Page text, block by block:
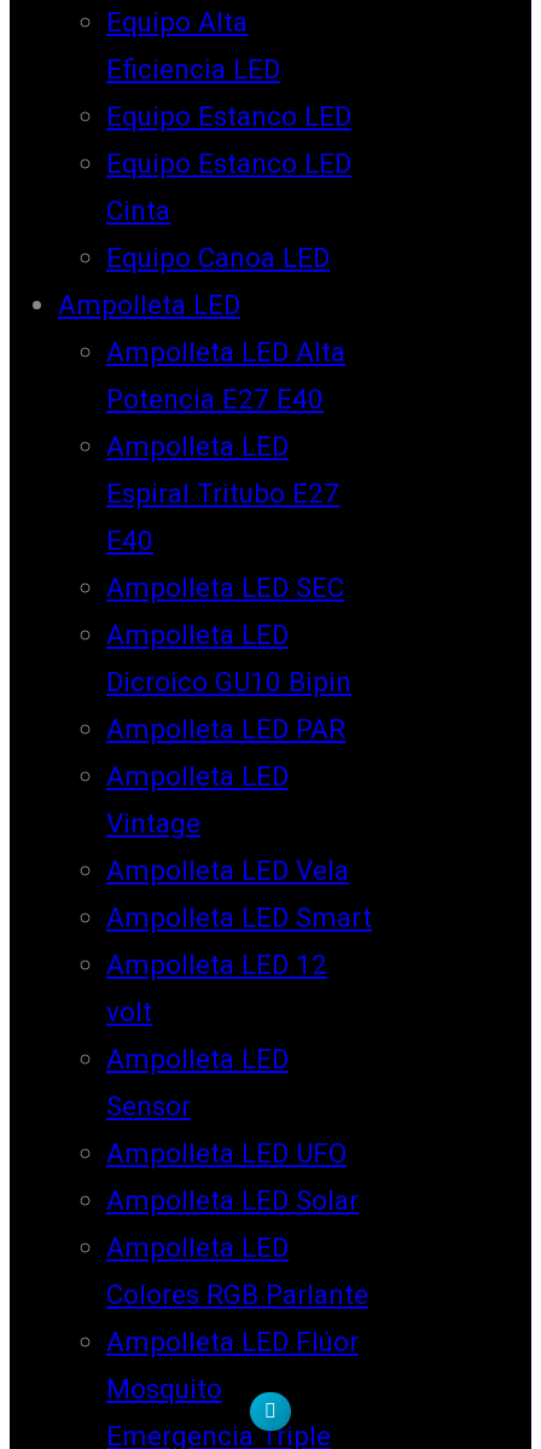
Equipo Alta
Eficiencia LED
Equipo Estanco LED
Equipo Estanco LED
Cinta
Equipo Canoa LED
Ampolleta LED
Ampolleta LED Alta
Potencia E27 E40
Ampolleta LED
Espiral Tritubo E27
E40
Ampolleta LED SEC
Ampolleta LED
Dicroico GU10 Bipin
Ampolleta LED PAR
Ampolleta LED
Vintage
Ampolleta LED Vela
Ampolleta LED Smart
Ampolleta LED 12
volt
Ampolleta LED
Sensor
Ampolleta LED UFO
Ampolleta LED Solar
Ampolleta LED
Colores RGB Parlante
Ampolleta LED Flúor
Mosquito
Emergencia Triple